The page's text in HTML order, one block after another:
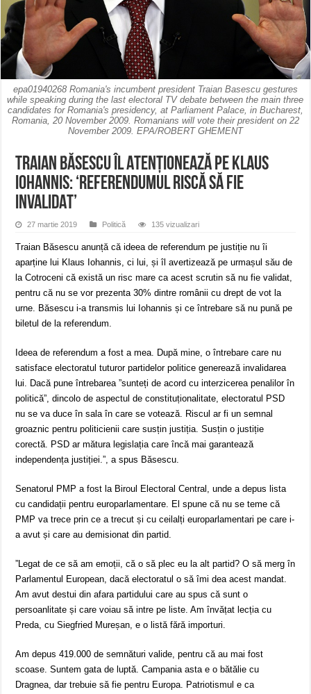
ANUNȚ OPRIRE APĂ în Reșița – avarie – 04.08.2026 – str. Văliugului și
ANUNŢ OPRIRE APĂ în CARANSEBEȘ – 04.08.2026 – avarie – Calea
epa01940268 Romania's incumbent president Traian Basescu gestures
while speaking during the last electoral TV debate between the main three
candidates for Romania's presidency, at Parliament Palace, in Bucharest,
Romania, 20 November 2009. Romanians will vote their president on 22
November 2009. EPA/ROBERT GHEMENT
Traian Băsescu îl ATENȚIONEAZĂ pe Klaus
Iohannis: ‘Referendumul riscă să fie
INVALIDAT’
27 martie 2019 Politică 135 vizualizari
Traian Băsescu anunță că ideea de referendum pe justiție nu îi
aparține lui Klaus Iohannis, ci lui, și îl avertizează pe urmașul său de
la Cotroceni că există un risc mare ca acest scrutin să nu fie validat,
pentru că nu se vor prezenta 30% dintre românii cu drept de vot la
urne. Băsescu i-a transmis lui Iohannis și ce întrebare să nu pună pe
biletul de la referendum.
Ideea de referendum a fost a mea. După mine, o întrebare care nu
satisface electoratul tuturor partidelor politice generează invalidarea
lui. Dacă pune întrebarea ”sunteți de acord cu interzicerea penalilor în
politică”, dincolo de aspectul de constituționalitate, electoratul PSD
nu se va duce în sala în care se votează. Riscul ar fi un semnal
groaznic pentru politicienii care susțin justiția. Susțin o justiție
corectă. PSD ar mătura legislația care încă mai garantează
independența justiției.”, a spus Băsescu.
Senatorul PMP a fost la Biroul Electoral Central, unde a depus lista
cu candidații pentru europarlamentare. El spune că nu se teme că
PMP va trece prin ce a trecut și cu ceilalți europarlamentari pe care i-
a avut și care au demisionat din partid.
”Legat de ce să am emoții, că o să plec eu la alt partid? O să merg în
Parlamentul European, dacă electoratul o să îmi dea acest mandat.
Am avut destui din afara partidului care au spus că sunt o
persoanlitate și care voiau să intre pe liste. Am învățat lecția cu
Preda, cu Siegfried Mureșan, e o listă fără importuri.
Am depus 419.000 de semnături valide, pentru că au mai fost
scoase. Suntem gata de luptă. Campania asta e o bătălie cu
Dragnea, dar trebuie să fie pentru Europa. Patriotismul e ca